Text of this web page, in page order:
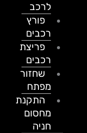
לרכב
פורץ
רכבים
פריצת
רכבים
שחזור
מפתח
התקנת
מחסום
חניה